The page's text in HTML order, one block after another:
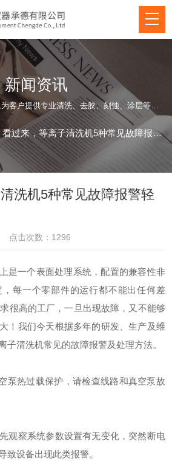
新闻资讯
CIF专注材料表面处理技术,为客户提供专业清洗、去胶、刻蚀、涂层等方面仪器装备和应用工艺解决方案！
看过来，等离子清洗机5种常见故障报警轻松排除！
洗机5种常见故障报警轻
点击次数：1296
是一个表面处理系统，配置的兼容性非
每一个零部件的运行都不能出任何差
很高的工厂，一旦出现故障，又不能够
！我们今天根据多年的研发、生产及维
子清洗机常见的故障报警及处理方法。
泵热过载保护，请检查线路和真空泵故
察系统参数设置有无变化，突然断电
致设备出现此类报警。